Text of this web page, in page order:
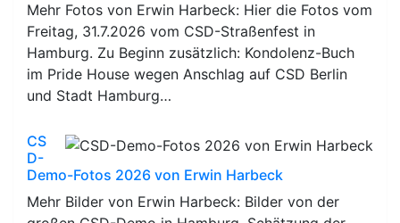
Mehr Fotos von Erwin Harbeck: Hier die Fotos vom
Freitag, 31.7.2026 vom CSD-Straßenfest in
Hamburg. Zu Beginn zusätzlich: Kondolenz-Buch
im Pride House wegen Anschlag auf CSD Berlin
und Stadt Hamburg…
CS
D-
Demo-Fotos 2026 von Erwin Harbeck
Mehr Bilder von Erwin Harbeck: Bilder von der